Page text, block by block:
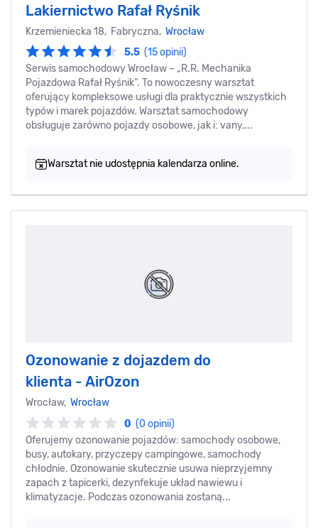
Lakiernictwo Rafał Ryśnik
Krzemieniecka 18, Fabryczna, Wrocław
5.5 (15 opinii)
Serwis samochodowy Wrocław – „R.R. Mechanika
Pojazdowa Rafał Ryśnik”. To nowoczesny warsztat
oferujący kompleksowe usługi dla praktycznie wszystkich
typów i marek pojazdów. Warsztat samochodowy
obsługuje zarówno pojazdy osobowe, jak i: vany,...
Warsztat nie udostępnia kalendarza online.
Ozonowanie z dojazdem do
klienta - AirOzon
Wrocław, Wrocław
0 (0 opinii)
Oferujemy ozonowanie pojazdów: samochody osobowe,
busy, autokary, przyczepy campingowe, samochody
chłodnie. Ozonowanie skutecznie usuwa nieprzyjemny
zapach z tapicerki, dezynfekuje układ nawiewu i
klimatyzacje. Podczas ozonowania zostaną...